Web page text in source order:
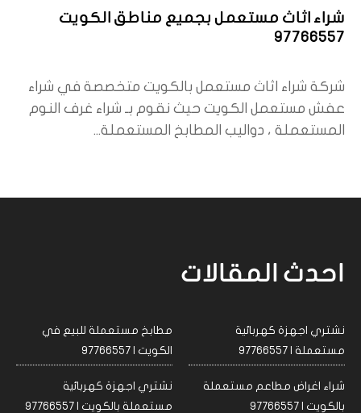
شراء اثاث مستعمل بجميع مناطق الكويت
97766557
شركة شراء اثاث مستعمل بالكويت متخصصة في شراء
عفش مستعمل الكويت حيث نقوم بـ شراء غرف النوم
المستعملة ، دواليب المطابخ المستعملة...
احدث المقالات
نشتري اجهزة كهربائية
مستعملة | 97766557
مطابخ مستعملة للبيع في
الكويت | 97766557
شراء اغراض مطاعم مستعملة
بالكويت | 97766557
نشتري اجهزة كهربائية
مستعملة بالكويت | 97766557